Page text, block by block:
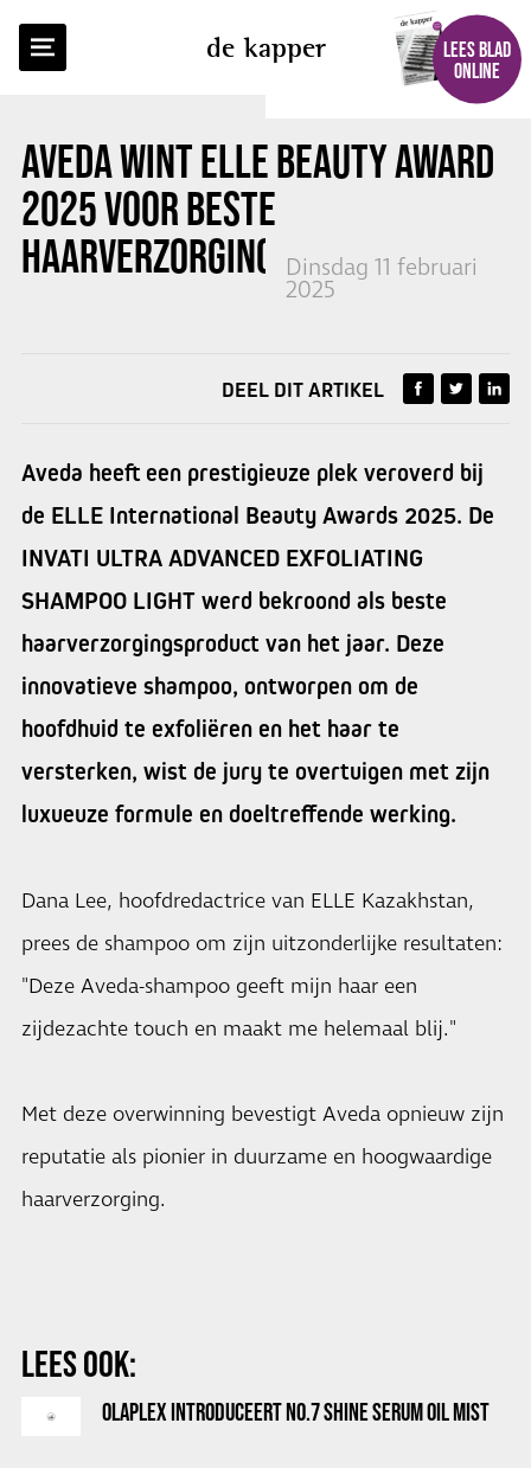
de kapper
LEES BLAD
ONLINE
AVEDA WINT ELLE BEAUTY AWARD
2025 VOOR BESTE
HAARVERZORGING
Dinsdag 11 februari
2025
TERUG NAAR OVERZICHT
DEEL DIT ARTIKEL
Aveda heeft een prestigieuze plek veroverd bij
de ELLE International Beauty Awards 2025. De
INVATI ULTRA ADVANCED EXFOLIATING
SHAMPOO LIGHT werd bekroond als beste
haarverzorgingsproduct van het jaar. Deze
innovatieve shampoo, ontworpen om de
hoofdhuid te exfoliëren en het haar te
versterken, wist de jury te overtuigen met zijn
luxueuze formule en doeltreffende werking.
Dana Lee, hoofdredactrice van ELLE Kazakhstan,
prees de shampoo om zijn uitzonderlijke resultaten:
"Deze Aveda-shampoo geeft mijn haar een
zijdezachte touch en maakt me helemaal blij."
Met deze overwinning bevestigt Aveda opnieuw zijn
reputatie als pionier in duurzame en hoogwaardige
haarverzorging.
LEES OOK:
OLAPLEX INTRODUCEERT NO.7 SHINE SERUM OIL MIST